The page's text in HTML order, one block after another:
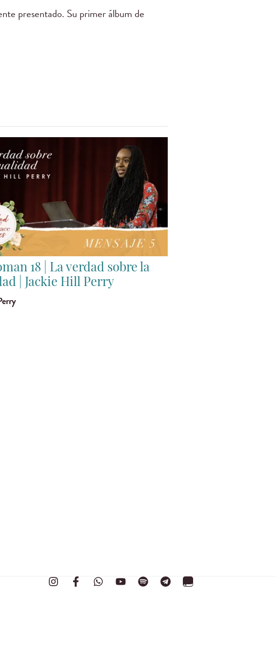
presentado. Su primer álbum de
18 | La verdad sobre la
| Jackie Hill Perry